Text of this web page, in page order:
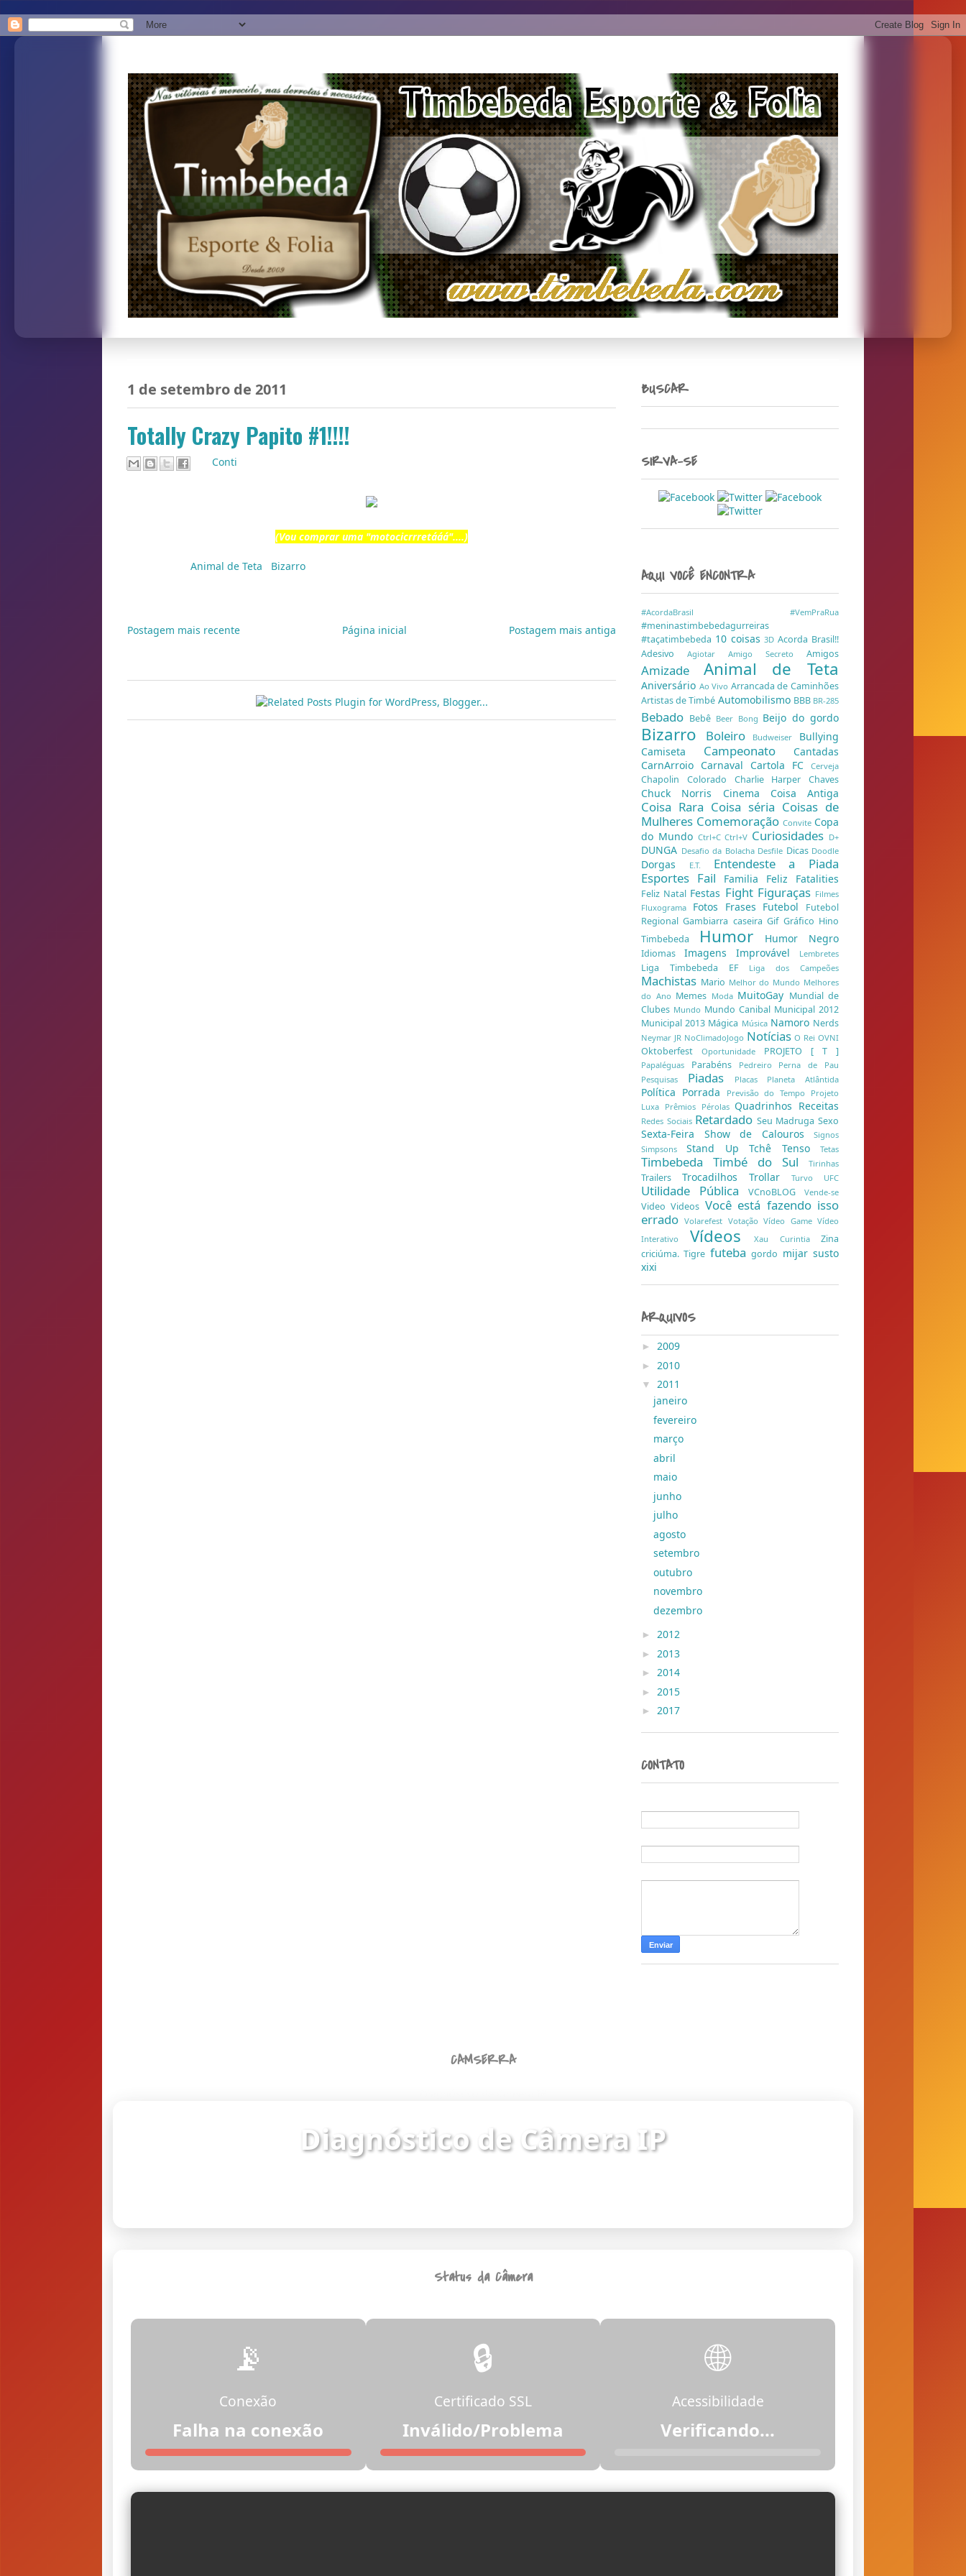
1 de setembro de 2011
Totally Crazy Papito #1!!!!
Conti
(Vou comprar uma "motocicrrretááá"....)
Animal de Teta Bizarro
Postagem mais recente Postagem mais antiga
Página inicial
BUSCAR
SIRVA-SE
AQUI VOCÊ ENCONTRA
#AcordaBrasil #VemPraRua
#meninastimbebedagurreiras
#taçatimbebeda 10 coisas3DAcorda Brasil!!
Adesivo Agiotar Amigo Secreto Amigos
Amizade Animal de Teta
Aniversário Ao Vivo Arrancada de Caminhões
Artistas de Timbé Automobilismo BBB BR-285
Bebado Bebê Beer Bong Beijo do gordo
Bizarro Boleiro Budweiser Bullying
Camiseta Campeonato
Cantadas
CarnArroio Carnaval Cartola FC Cerveja
Chapolin Colorado Charlie Harper Chaves
Chuck Norris Cinema Coisa Antiga
Coisa Rara Coisa séria Coisas de
Mulheres Comemoração Convite Copa
do Mundo Ctrl+C Ctrl+V Curiosidades D+
DUNGA Desafio da Bolacha Desfile Dicas Doodle
Dorgas E.T. Entendeste a Piada
Esportes Fail Familia Feliz Fatalities
Feliz Natal Festas Fight Figuraças Filmes
Fluxograma Fotos Frases Futebol
Futebol
RegionalGambiarra caseiraGif Gráfico Hino
Timbebeda
Humor Humor Negro
Idiomas Imagens Improvável Lembretes
Liga Timbebeda EF Liga dos Campeões
Machistas Mario Melhor do Mundo Melhores
do Ano Memes Moda MuitoGay Mundial de
Clubes Mundo Mundo Canibal Municipal 2012
Municipal 2013 Mágica Música Namoro Nerds
Neymar JR NoClimadoJogo NotíciasO ReiOVNI
Oktoberfest Oportunidade PROJETO [ T ]
Papaléguas Parabéns Pedreiro Perna de Pau
Pesquisas Piadas Placas Planeta Atlântida
Política Porrada Previsão do Tempo Projeto
Luxa Prêmios Pérolas Quadrinhos Receitas
Redes Sociais Retardado Seu MadrugaSexo
Sexta-Feira Show de Calouros
Signos
SimpsonsStand UpTchê TensoTetas
Timbebeda Timbé do Sul Tirinhas
Trailers Trocadilhos Trollar Turvo UFC
Utilidade Pública VCnoBLOG Vende-se
VideoVideos Você está fazendo isso
erradoVolarefest VotaçãoVídeo GameVídeo
Interativo Vídeos Xau Curintia Zina
criciúma. Tigre futebagordo mijarsusto
xixi
ARQUIVOS
► 2009
► 2010
▼ 2011
janeiro
fevereiro
março
abril
maio
junho
julho
agosto
setembro
outubro
novembro
dezembro
► 2012
► 2013
► 2014
► 2015
► 2017
CONTATO
CAMSERRA
Diagnóstico de Câmera IP
Status da Câmera
📡
Conexão
Falha na conexão
🔒
Certificado SSL
Inválido/Problema
🌐
Acessibilidade
Acessível (com